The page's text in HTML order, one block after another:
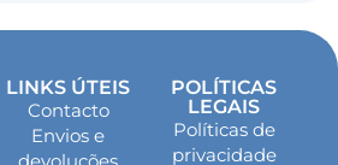
LINKS ÚTEIS
Contacto
Envios e
POLÍTICAS
LEGAIS
Políticas de
privacidade